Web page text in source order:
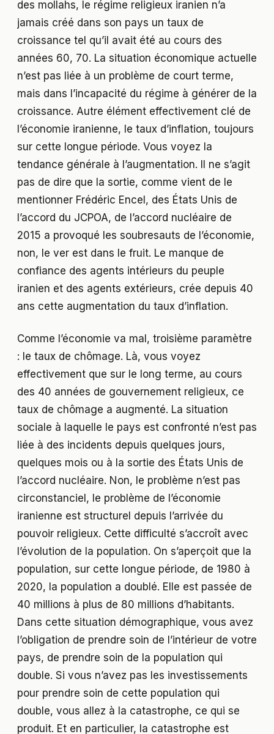
des mollahs, le régime religieux iranien n’a
jamais créé dans son pays un taux de
croissance tel qu’il avait été au cours des
années 60, 70. La situation économique actuelle
n’est pas liée à un problème de court terme,
mais dans l’incapacité du régime à générer de la
croissance. Autre élément effectivement clé de
l’économie iranienne, le taux d’inflation, toujours
sur cette longue période. Vous voyez la
tendance générale à l’augmentation. Il ne s’agit
pas de dire que la sortie, comme vient de le
mentionner Frédéric Encel, des États Unis de
l’accord du JCPOA, de l’accord nucléaire de
2015 a provoqué les soubresauts de l’économie,
non, le ver est dans le fruit. Le manque de
confiance des agents intérieurs du peuple
iranien et des agents extérieurs, crée depuis 40
ans cette augmentation du taux d’inflation.
Comme l’économie va mal, troisième paramètre
: le taux de chômage. Là, vous voyez
effectivement que sur le long terme, au cours
des 40 années de gouvernement religieux, ce
taux de chômage a augmenté. La situation
sociale à laquelle le pays est confronté n’est pas
liée à des incidents depuis quelques jours,
quelques mois ou à la sortie des États Unis de
l’accord nucléaire. Non, le problème n’est pas
circonstanciel, le problème de l’économie
iranienne est structurel depuis l’arrivée du
pouvoir religieux. Cette difficulté s’accroît avec
l’évolution de la population. On s’aperçoit que la
population, sur cette longue période, de 1980 à
2020, la population a doublé. Elle est passée de
40 millions à plus de 80 millions d’habitants.
Dans cette situation démographique, vous avez
l’obligation de prendre soin de l’intérieur de votre
pays, de prendre soin de la population qui
double. Si vous n’avez pas les investissements
pour prendre soin de cette population qui
double, vous allez à la catastrophe, ce qui se
produit. Et en particulier, la catastrophe est